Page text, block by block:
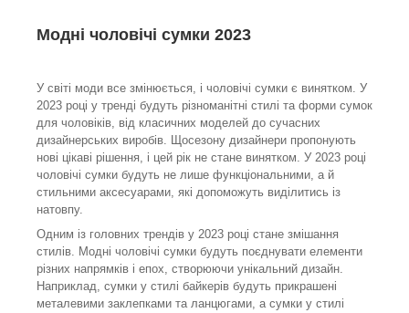
Модні чоловічі сумки 2023
У світі моди все змінюється, і чоловічі сумки є винятком. У
2023 році у тренді будуть різноманітні стилі та форми сумок
для чоловіків, від класичних моделей до сучасних
дизайнерських виробів. Щосезону дизайнери пропонують
нові цікаві рішення, і цей рік не стане винятком. У 2023 році
чоловічі сумки будуть не лише функціональними, а й
стильними аксесуарами, які допоможуть виділитись із
натовпу.
Одним із головних трендів у 2023 році стане змішання
стилів. Модні чоловічі сумки будуть поєднувати елементи
різних напрямків і епох, створюючи унікальний дизайн.
Наприклад, сумки у стилі байкерів будуть прикрашені
металевими заклепками та ланцюгами, а сумки у стилі